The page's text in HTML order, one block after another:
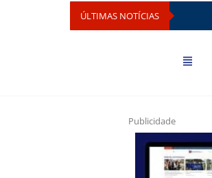
ÚLTIMAS NOTÍCIAS
Publicidade